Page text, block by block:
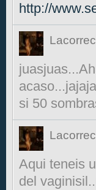
http://
si 50
Aqui teneis
del